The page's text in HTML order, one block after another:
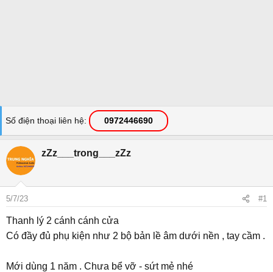
Số điện thoại liên hệ 0972446690
zZz___trong___zZz
5/7/23 #1
Thanh lý 2 cánh cánh cửa
Có đầy đủ phụ kiện như 2 bộ bản lề âm dưới nền , tay cầm .
Mới dùng 1 năm . Chưa bể vỡ - sứt mẻ nhé